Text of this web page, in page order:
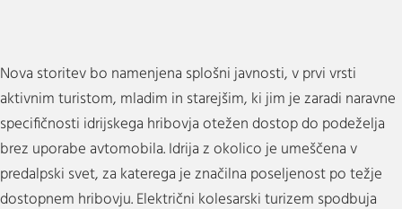
Nova storitev bo namenjena splošni javnosti, v prvi vrsti
aktivnim turistom, mladim in starejšim, ki jim je zaradi naravne
specifičnosti idrijskega hribovja otežen dostop do podeželja
brez uporabe avtomobila. Idrija z okolico je umeščena v
predalpski svet, za katerega je značilna poseljenost po težje
dostopnem hribovju. Električni kolesarski turizem spodbuja